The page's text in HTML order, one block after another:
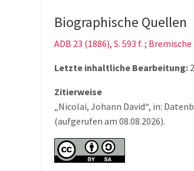
Biographische Quellen
ADB 23 (1886), S. 593 f. ; Bremische
Letzte inhaltliche Bearbeitung:
Zitierweise
„Nicolai, Johann David“, in:
(aufgerufen am 08.08.2026).